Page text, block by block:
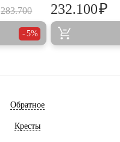
283.700
5%
232.100₽
Обратное
Кресты